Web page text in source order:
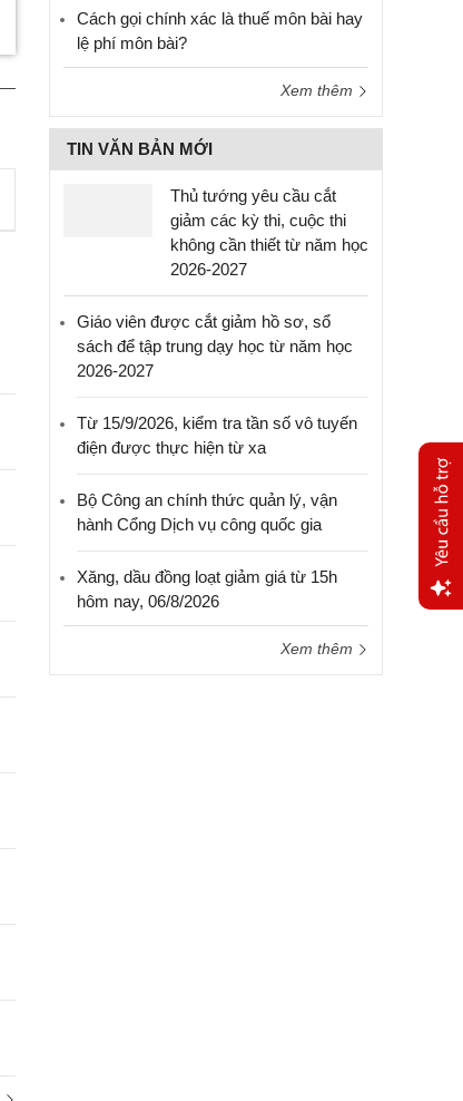
Cách gọi chính xác là thuế môn bài hay
lệ phí môn bài?
Xem thêm
TIN VĂN BẢN MỚI
Thủ tướng yêu cầu cắt
giảm các kỳ thi, cuộc thi
không cần thiết từ năm học
2026-2027
Giáo viên được cắt giảm hồ sơ, sổ
sách để tập trung dạy học từ năm học
2026-2027
Từ 15/9/2026, kiểm tra tần số vô tuyến
điện được thực hiện từ xa
Bộ Công an chính thức quản lý, vận
hành Cổng Dịch vụ công quốc gia
Xăng, dầu đồng loạt giảm giá từ 15h
hôm nay, 06/8/2026
Xem thêm